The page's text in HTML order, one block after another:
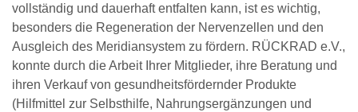
vollständig und dauerhaft entfalten kann, ist es wichtig,
besonders die Regeneration der Nervenzellen und den
Ausgleich des Meridiansystem zu fördern. RÜCKRAD e.V.,
konnte durch die Arbeit Ihrer Mitglieder, ihre Beratung und
ihren Verkauf von gesundheitsfördernder Produkte
(Hilfmittel zur Selbsthilfe, Nahrungsergänzungen und